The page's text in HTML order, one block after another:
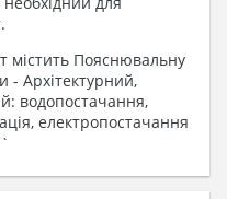
містить Пояснювальну
- Архітектурний,
водопостачання,
електропостачання
розділу